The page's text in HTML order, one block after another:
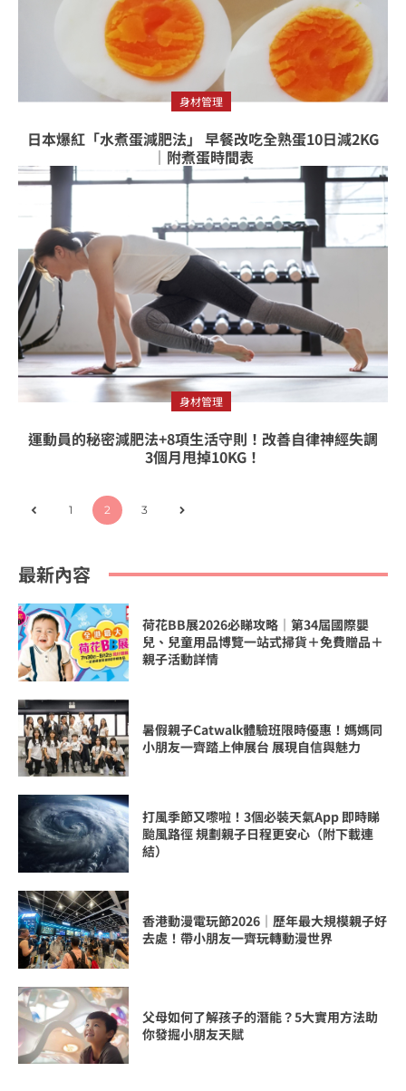
身材管理
日本爆紅「水煮蛋減肥法」 早餐改吃全熟蛋10日減2KG
｜附煮蛋時間表
身材管理
運動員的秘密減肥法+8項生活守則！改善自律神經失調
3個月甩掉10KG！
1 2 3
最新內容
荷花BB展2026必睇攻略｜第34屆國際嬰
兒、兒童用品博覽一站式掃貨＋免費贈品＋
親子活動詳情
暑假親子Catwalk體驗班限時優惠！媽媽同
小朋友一齊踏上伸展台 展現自信與魅力
打風季節又嚟啦！3個必裝天氣App 即時睇
颱風路徑 規劃親子日程更安心（附下載連
結）
香港動漫電玩節2026｜歷年最大規模親子好
去處！帶小朋友一齊玩轉動漫世界
父母如何了解孩子的潛能？5大實用方法助
你發掘小朋友天賦